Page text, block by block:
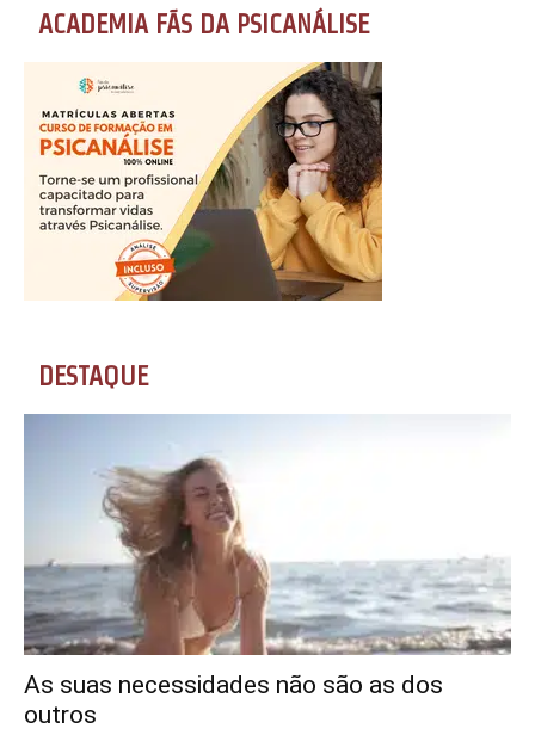
ACADEMIA FÃS DA PSICANÁLISE
DESTAQUE
As suas necessidades não são as dos
outros